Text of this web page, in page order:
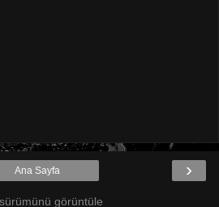
›
Ana Sayfa
görüntüle